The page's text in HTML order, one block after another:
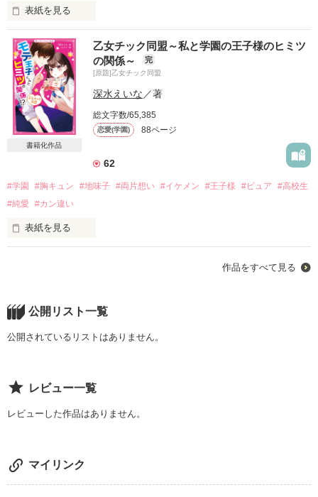
「俺のものになれ」
「ずっとそばにいろ」
って言う先輩。
それってボディーガードってことですよね？
私たち、偽物カップルでいいんですよね？？
あれっ、でも……なんか違うような!?
◆登場人物
・仁科朱里（にしな　あかり）：中２。神社の娘で妖狐の血を
曹司で生徒会長のイケメン。
里には甘い
・蛇乃目竜（じゃのめ　りゅう）：中２。金髪にピアスで派手
表紙を見る
ひょんなことから、
和菓子屋・月兎堂で住み込みの
バイトをすることになった
高校二年生の花帆（かほ)。
だけど、実はそこは、
秋葉(あきは)くんの家だったの。
ニセの恋人のはずなのに……ドキドキしちゃう。
ビターだけど、時々甘い
一体私、どうなっちゃうの!?
‧✧̣̥̇‧✦‧✧̣̥̇‧✦‧✧̣̥̇‧✦‧✧̣̥̇‧✦
書籍化作品
乙女チック同盟～私と学園の王子様のヒミツ
の関係～
完
[原題]乙女チック同盟
深水えいな／著
総文字数/65,385
恋愛(学園) 88ページ
62
#学園 #胸キュン #地味子 #両片想い #イケメン #王子様 #ピュア
#高校生
#純愛
#カン違い
表紙を見る
「バスケ部のクール王子」
がいる。
テストではいっつも10番以内。
すらっとした色素薄い系のイケメン。
モテモテだけど、
作品をすべて見る
公開リスト一覧
公開されているリストはありません。
レビュー一覧
レビューした作品はありません。
マイリンク